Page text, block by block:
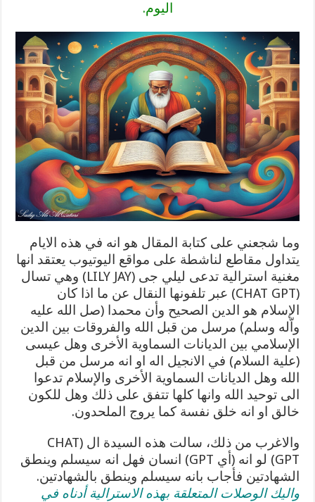
اليوم.
وما شجعني على كتابة المقال هو انه في هذه الايام
يتداول مقاطع لناشطة على مواقع اليوتيوب يعتقد انها
مغنية استرالية تدعى ليلي جى (LILY JAY) وهي تسال
(CHAT GPT) عبر تلفونها النقال عن ما اذا كان
الإسلام هو الدين الصحيح وأن محمدا (صل الله عليه
واّله وسلم) مرسل من قبل الله والفروقات بين الدين
الإسلامي بين الديانات السماوية الأخرى وهل عيسى
(علية السلام) في الانجيل اله او انه مرسل من قبل
الله وهل الديانات السماوية الأخرى والإسلام تدعوا
الى توحيد الله وانها كلها تتفق على ذلك وهل للكون
خالق او انه خلق نفسة كما يروج الملحدون.
والاغرب من ذلك، سالت هذه السيدة ال (CHAT
GPT) لو انه (أي GPT) انسان فهل انه سيسلم وينطق
الشهادتين فأجاب بانه سيسلم وينطق بالشهادتين.
واليك الوصلات المتعلقة بهذه الاسترالية أدناه في